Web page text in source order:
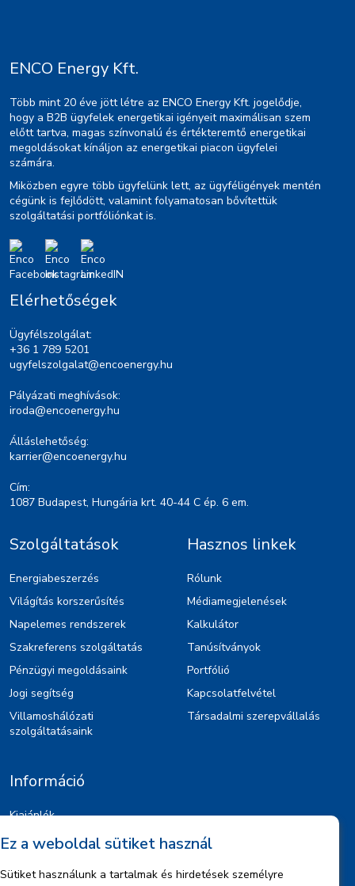
ENCO Energy Kft.
Több mint 20 éve jött létre az ENCO Energy Kft. jogelődje,
hogy a B2B ügyfelek energetikai igényeit maximálisan szem
előtt tartva, magas színvonalú és értékteremtő energetikai
megoldásokat kínáljon az energetikai piacon ügyfelei
számára.
Miközben egyre több ügyfelünk lett, az ügyféligények mentén
cégünk is fejlődött, valamint folyamatosan bővítettük
szolgáltatási portfóliónkat is.
Elérhetőségek
Ügyfélszolgálat:
+36 1 789 5201
ugyfelszolgalat@encoenergy.hu
Pályázati meghívások:
iroda@encoenergy.hu
Álláslehetőség:
karrier@encoenergy.hu
Cím:
1087 Budapest, Hungária krt. 40-44 C ép. 6 em.
Szolgáltatások
Energiabeszerzés
Világítás korszerűsítés
Napelemes rendszerek
Szakreferens szolgáltatás
Pénzügyi megoldásaink
Jogi segítség
Villamoshálózati
szolgáltatásaink
Hasznos linkek
Rólunk
Médiamegjelenések
Kalkulátor
Tanúsítványok
Portfólió
Kapcsolatfelvétel
Társadalmi szerepvállalás
Információ
Kiajánlók
Jognyilatkozat
Ez a weboldal sütiket használ
Sütiket használunk a tartalmak és hirdetések személyre